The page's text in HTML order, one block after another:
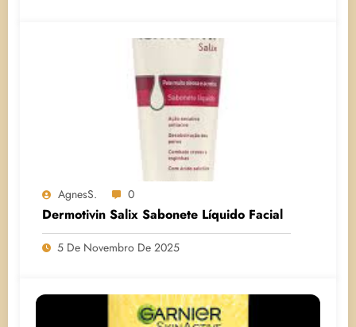
AgnesS. 0
Dermotivin Salix Sabonete Líquido Facial
5 De Novembro De 2025